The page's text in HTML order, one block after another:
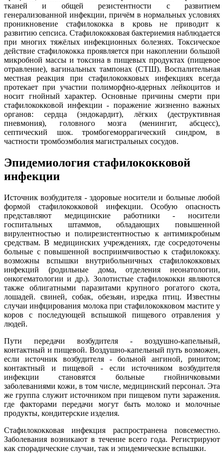
тканей и общей резистентности с развитием
генерализованной инфекции, причём в нормальных условиях
проникновение стафилококка в кровь не приводит к
развитию сепсиса. Стафилококковая бактериемия наблюдается
при многих тяжёлых инфекционных болезнях. Токсическое
действие стафилококка проявляется при накоплении большой
микробной массы и токсина в пищевых продуктах (пищевое
отравление), вагинальных тампонах (СТШ). Воспалительная
местная реакция при стафилококковых инфекциях всегда
протекает при участии полиморфно-ядерных лейкоцитов и
носит гнойный характер. Основные причины смерти при
стафилококковой инфекции - поражение жизненно важных
органов: сердца (эндокардит), лёгких (деструктивная
пневмония), головного мозга (менингит, абсцесс),
септический шок. тромбогеморрагический синдром, в
частности тромбоэмболия магистральных сосудов.
Эпидемиология стафилококковой
инфекции
Источник возбудителя - здоровые носители и больные любой
формой стафилококковой инфекции. Особую опасность
представляют медицинские работники - носители
госпитальных штаммов, обладающих повышенной
вирулентностью и полирезистентностью к антимикробным
средствам. В медицинских учреждениях, где сосредоточены
больные с повышенной восприимчивостью к стафилококку.
возможны вспышки внутрибольничных стафилококковых
инфекций (родильные дома, отделения неонатологии,
онкогематологии и др.). Золотистые стафилококки являются
также облигатными паразитами крупного рогатого скота,
лошадей. свиней, собак, обезьян, изредка птиц. Известны
случаи инфцирования молока при стафилококковом мастите у
коров с последующей вспышкой пищевого отравления у
людей.
Пути передачи возбудителя - воздушно-капельный,
контактный и пищевой. Воздушно-капельный путь возможен,
если источник возбудителя - больной ангиной, ринитом;
контактный и пищевой - если источником возбудителя
инфекции становятся больные гнойничковыми
заболеваниями кожи, в том числе, медицинский персонал. Эта
же группа служит источником при пищевом пути заражения.
где факторами передачи могут быть молоко и молочные
продукты, кондитерские изделия.
Стафилококковая инфекция распространена повсеместно.
Заболевания возникают в течение всего года. Регистрируют
как спорадические случаи, так и эпидемические вспышки.